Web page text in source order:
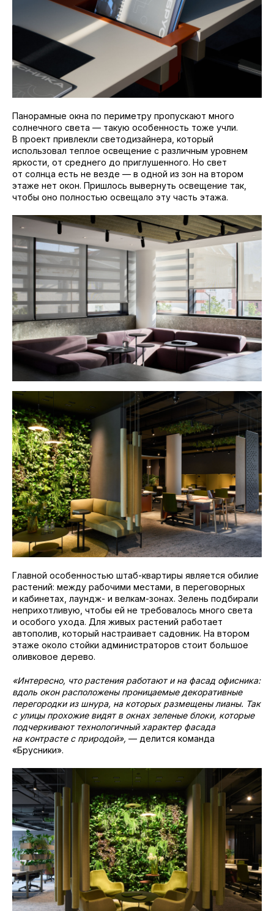
Панорамные окна по периметру пропускают много
солнечного света — такую особенность тоже учли.
В проект привлекли светодизайнера, который
использовал теплое освещение с различным уровнем
яркости, от среднего до приглушенного. Но свет
от солнца есть не везде — в одной из зон на втором
этаже нет окон. Пришлось вывернуть освещение так,
чтобы оно полностью освещало эту часть этажа.
Главной особенностью штаб-квартиры является обилие
растений: между рабочими местами, в переговорных
и кабинетах, лаундж- и велкам-зонах. Зелень подбирали
неприхотливую, чтобы ей не требовалось много света
и особого ухода. Для живых растений работает
автополив, который настраивает садовник. На втором
этаже около стойки администраторов стоит большое
оливковое дерево.
«Интересно, что растения работают и на фасад офисника:
вдоль окон расположены проницаемые декоративные
перегородки из шнура, на которых размещены лианы. Так
с улицы прохожие видят в окнах зеленые блоки, которые
подчеркивают технологичный характер фасада
на контрасте с природой», — делится команда
«Брусники».